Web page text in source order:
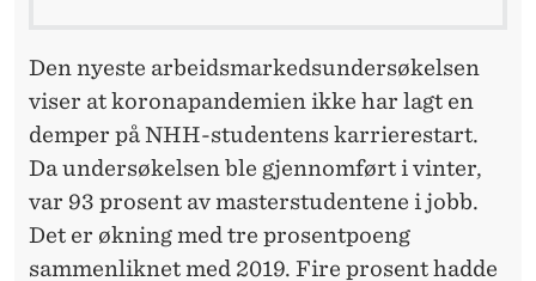
Den nyeste arbeidsmarkedsundersøkelsen
viser at koronapandemien ikke har lagt en
demper på NHH-studentens karrierestart.
Da undersøkelsen ble gjennomført i vinter,
var 93 prosent av masterstudentene i jobb.
Det er økning med tre prosentpoeng
sammenliknet med 2019. Fire prosent hadde